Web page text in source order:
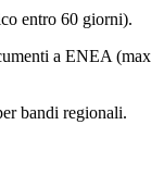
entro 60 giorni).
a ENEA (max
bandi regionali.